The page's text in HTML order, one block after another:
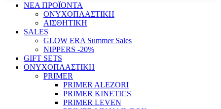
ΝΕΑ ΠΡΟΪΟΝΤΑ
ΟΝΥΧΟΠΛΑΣΤΙΚΗ
ΑΙΣΘΗΤΙΚΗ
SALES
GLOW ERA Summer Sales
NIPPERS -20%
GIFT SETS
ΟΝΥΧΟΠΛΑΣΤΙΚΗ
PRIMER
PRIMER ALEZORI
PRIMER KINETICS
PRIMER LEVEN